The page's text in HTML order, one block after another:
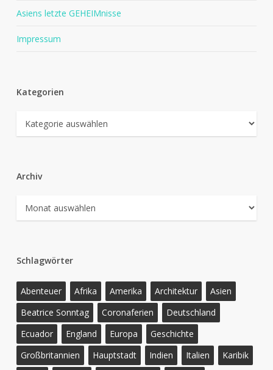
Asiens letzte GEHEIMnisse
Impressum
Kategorien
Kategorien
Archiv
Archiv
Schlagwörter
Abenteuer Afrika Amerika Architektur
Asien
Beatrice Sonntag
Coronaferien
Deutschland
Ecuador
England Europa
Geschichte
Großbritannien
Hauptstadt Indien Italien
Karibik